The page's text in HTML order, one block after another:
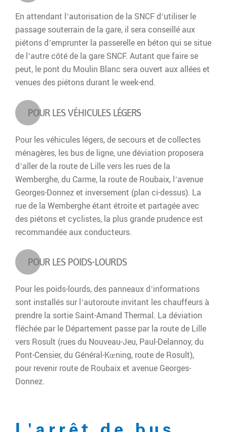
En attendant l’autorisation de la SNCF d’utiliser le
passage souterrain de la gare, il sera conseillé aux
piétons d’emprunter la passerelle en béton qui se situe
de l’autre côté de la gare SNCF. Autant que faire se
peut, le pont du Moulin Blanc sera ouvert aux allées et
venues des piétons durant le week-end.
POUR LES VÉHICULES LÉGERS
Pour les véhicules légers, de secours et de collectes
ménagères, les bus de ligne, une déviation proposera
d’aller de la route de Lille vers les rues de la
Wemberghe, du Carme, la route de Roubaix, l’avenue
Georges-Donnez et inversement (plan ci-dessus). La
rue de la Wemberghe étant étroite et partagée avec
des piétons et cyclistes, la plus grande prudence est
recommandée aux conducteurs.
POUR LES POIDS-LOURDS
Pour les poids-lourds, des panneaux d’informations
sont installés sur l’autoroute invitant les chauffeurs à
prendre la sortie Saint-Amand Thermal. La déviation
fléchée par le Département passe par la route de Lille
vers Rosult (rues du Nouveau-Jeu, Paul-Delannoy, du
Pont-Censier, du Général-Kœning, route de Rosult),
pour revenir route de Roubaix et avenue Georges-
Donnez.